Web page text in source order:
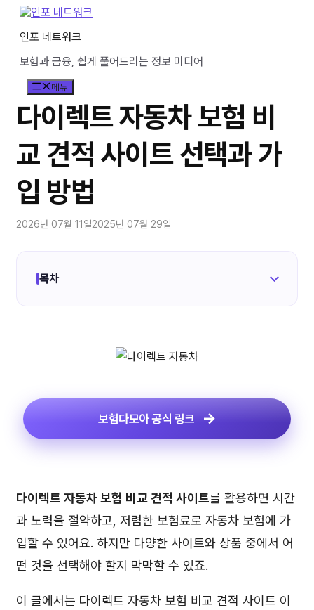
인포 네트워크
보험과 금융, 쉽게 풀어드리는 정보 미디어
메뉴
다이렉트 자동차 보험 비
교 견적 사이트 선택과 가
입 방법
2026년 07월 11일2025년 07월 29일
목차
보험다모아 공식 링크
다이렉트 자동차 보험 비교 견적 사이트를 활용하면 시간
과 노력을 절약하고, 저렴한 보험료로 자동차 보험에 가
입할 수 있어요. 하지만 다양한 사이트와 상품 중에서 어
떤 것을 선택해야 할지 막막할 수 있죠.
이 글에서는 다이렉트 자동차 보험 비교 견적 사이트 이